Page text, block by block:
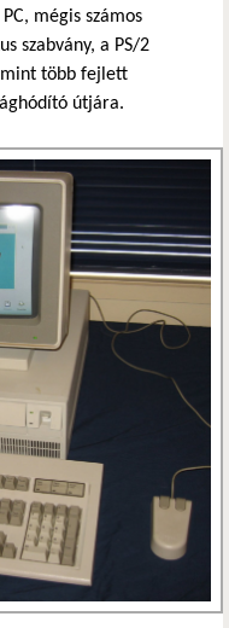
mégis számos
szabvány, a PS/2
több fejlett
útjára.